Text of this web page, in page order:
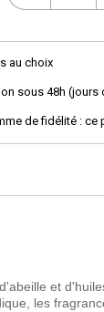
au choix
sous 48h (jours
de fidélité : ce
et
les